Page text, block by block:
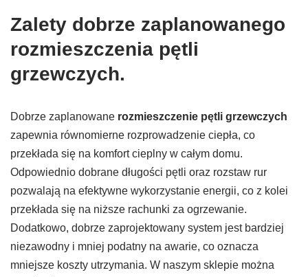
Zalety dobrze zaplanowanego
rozmieszczenia pętli
grzewczych.
Dobrze zaplanowane rozmieszczenie pętli grzewczych
zapewnia równomierne rozprowadzenie ciepła, co
przekłada się na komfort cieplny w całym domu.
Odpowiednio dobrane długości pętli oraz rozstaw rur
pozwalają na efektywne wykorzystanie energii, co z kolei
przekłada się na niższe rachunki za ogrzewanie.
Dodatkowo, dobrze zaprojektowany system jest bardziej
niezawodny i mniej podatny na awarie, co oznacza
mniejsze koszty utrzymania. W naszym sklepie można